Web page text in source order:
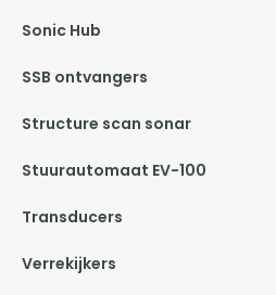
Sonic Hub
SSB ontvangers
Structure scan sonar
Stuurautomaat EV-100
Transducers
Verrekijkers